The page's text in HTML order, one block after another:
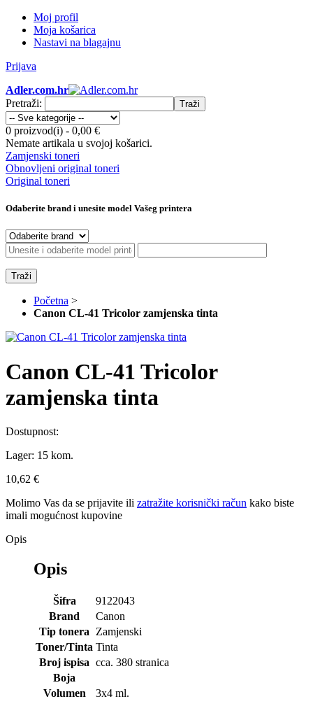
Moj profil
Moja košarica
Nastavi na blagajnu
Prijava
Adler.com.hr
Pretraži:
Traži
0 proizvod(i) - 0,00 €
Nemate artikala u svojoj košarici.
Zamjenski toneri
Obnovljeni original toneri
Original toneri
Odaberite brand i unesite model Vašeg printera
Traži
Početna >
Canon CL-41 Tricolor zamjenska tinta
Canon CL-41 Tricolor
zamjenska tinta
Dostupnost:
Lager: 15 kom.
10,62 €
Molimo Vas da se prijavite ili zatražite korisnički račun kako biste
imali mogućnost kupovine
Opis
Opis
Šifra
9122043
Brand
Canon
Tip tonera
Zamjenski
Toner/Tinta Tinta
Broj ispisa cca. 380 stranica
Boja
Volumen
3x4 ml.